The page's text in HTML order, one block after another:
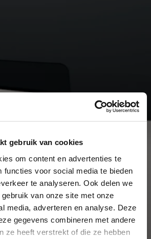
gebruik van cookies
om content en advertenties te
functies voor social media te bieden
te analyseren. Ook delen we
van onze site met onze
media, adverteren en analyse. Deze
gegevens combineren met andere
ze heeft verstrekt of die ze hebben